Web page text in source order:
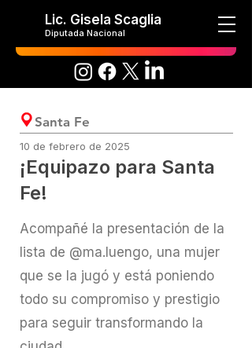
Lic. Gisela Scaglia
Diputada Nacional
Santa Fe
10 de febrero de 2025
¡Equipazo para Santa
Fe!
Acompañé la presentación de la
lista de @ma.luengo, una mujer
que se la jugó y está poniendo
todo su compromiso y prestigio
para seguir transformando la